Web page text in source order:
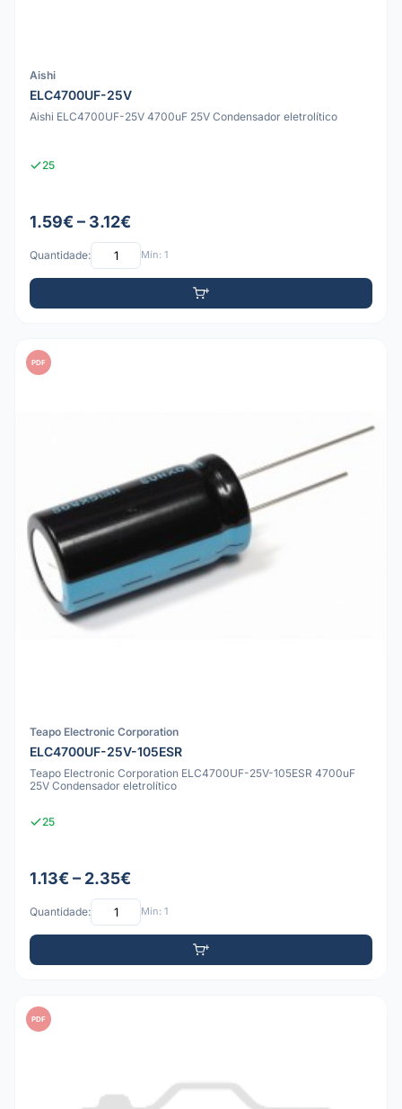
Aishi
ELC4700UF-25V
Aishi ELC4700UF-25V 4700uF 25V Condensador eletrolítico
25
1.59€ – 3.12€
Quantidade: Mín: 1
PDF
Teapo Electronic Corporation
ELC4700UF-25V-105ESR
Teapo Electronic Corporation ELC4700UF-25V-105ESR 4700uF
25V Condensador eletrolítico
25
1.13€ – 2.35€
Quantidade: Mín: 1
PDF